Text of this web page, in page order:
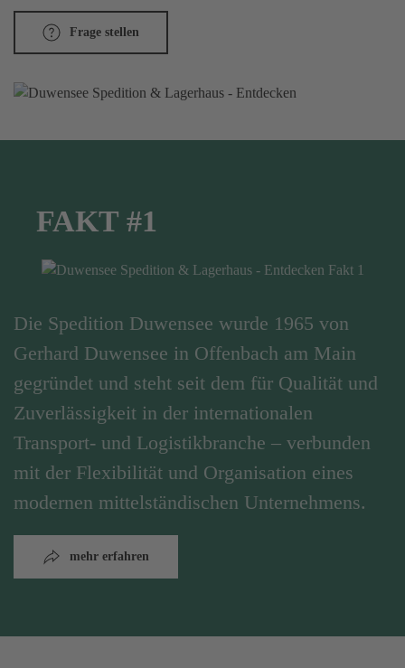
Frage stellen
FAKT #1
Die Spedition Duwensee wurde 1965 von
Gerhard Duwensee in Offenbach am Main
gegründet und steht seit dem für Qualität und
Zuverlässigkeit in der internationalen
Transport- und Logistikbranche – verbunden
mit der Flexibilität und Organisation eines
modernen mittelständischen Unternehmens.
mehr erfahren